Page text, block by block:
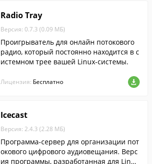
Radio Tray
Версия: 0.7.3 (0.09 МБ)
Проигрыватель для онлайн потокового
радио, который постоянно находится в с
истемном трее вашей Linux-системы.
Лицензия: Бесплатно
Icecast
Версия: 2.4.3 (2.28 МБ)
Программа-сервер для организации пот
окового цифрового аудиовещания. Верс
ия программы, разработанная для Linu